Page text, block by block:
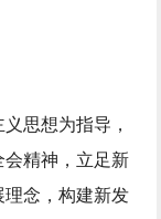
思想为指导，
精神，立足新
理念，构建新发